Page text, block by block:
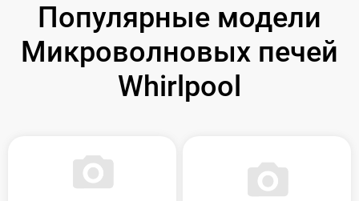
Популярные модели
Микроволновых печей
Whirlpool